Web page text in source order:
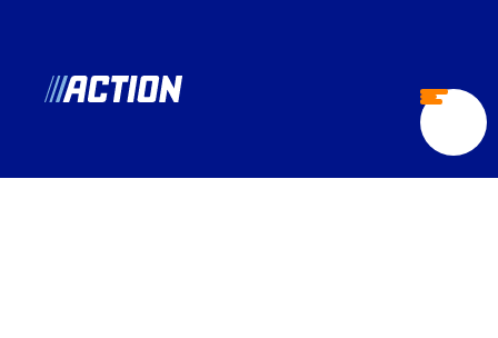
pt.action.jobs
Menu